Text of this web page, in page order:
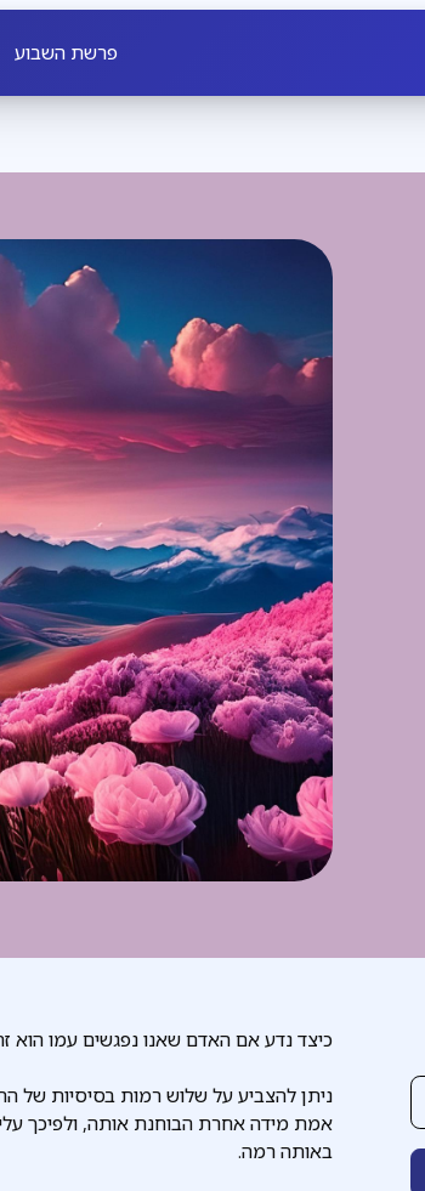
פרשת השבוע
כיצד נדע אם האדם שאנו נפגשים עמו הוא
ניתן להצביע על שלוש רמות בסיסיות
אמת מידה אחרת הבוחנת אותה, ולפיכך
באותה רמה.